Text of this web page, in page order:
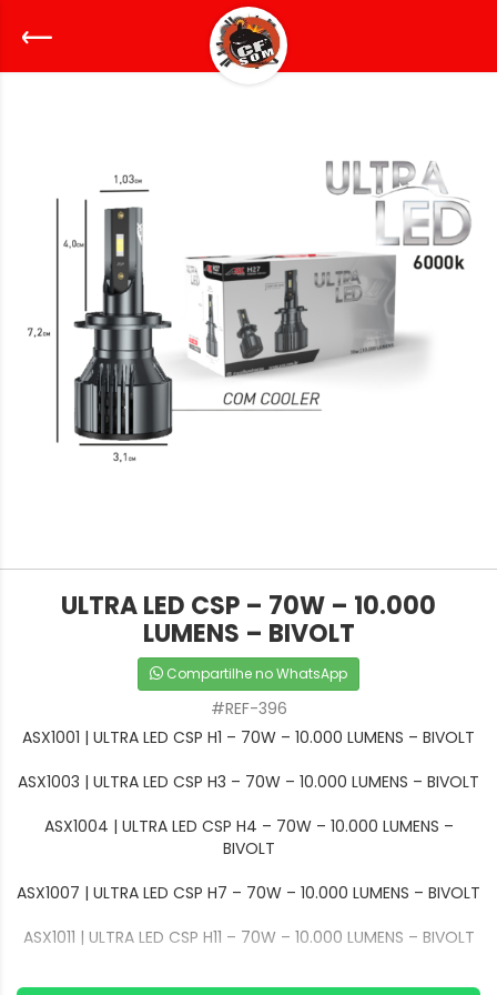
ULTRA LED CSP – 70W – 10.000
LUMENS – BIVOLT
Compartilhe no WhatsApp
#REF-396
ASX1001 | ULTRA LED CSP H1 – 70W – 10.000 LUMENS – BIVOLT
ASX1003 | ULTRA LED CSP H3 – 70W – 10.000 LUMENS – BIVOLT
ASX1004 | ULTRA LED CSP H4 – 70W – 10.000 LUMENS –
BIVOLT
ASX1007 | ULTRA LED CSP H7 – 70W – 10.000 LUMENS – BIVOLT
ASX1011 | ULTRA LED CSP H11 – 70W – 10.000 LUMENS – BIVOLT
ASX1027 | ULTRA LED CSP H27 – 70W – 10.000 LUMENS –